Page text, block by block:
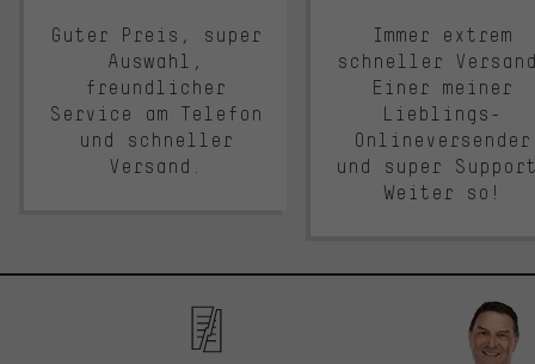
Guter Preis, super
Auswahl,
freundlicher
Service am Telefon
und schneller
Versand.
Immer extrem
schneller
Einer meiner
Lieblings-
Onlineversender
und super
Weiter so!